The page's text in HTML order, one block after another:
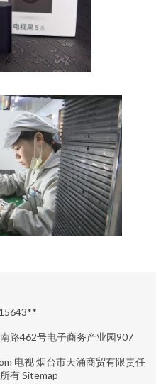
路462号电子商务产业园907
电视 烟台市天涌商贸有限责任
有Sitemap